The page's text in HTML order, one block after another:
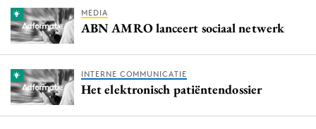
MEDIA
ABN AMRO lanceert sociaal netwerk
INTERNE COMMUNICATIE
Het elektronisch patiëntendossier